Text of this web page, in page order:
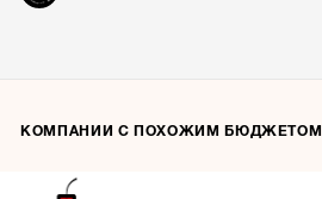
КОМПАНИИ С ПОХОЖИМ БЮДЖЕТОМ